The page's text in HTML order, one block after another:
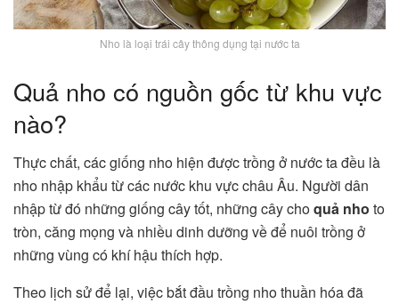
Nho là loại trái cây thông dụng tại nước ta
Quả nho có nguồn gốc từ khu vực
nào?
Thực chất, các giống nho hiện được trồng ở nước ta đều là
nho nhập khẩu từ các nước khu vực châu Âu. Người dân
nhập từ đó những giống cây tốt, những cây choquả nho to
tròn, căng mọng và nhiều dinh dưỡng về để nuôi trồng ở
những vùng có khí hậu thích hợp.
Theo lịch sử để lại, việc bắt đầu trồng nho thuần hóa đã